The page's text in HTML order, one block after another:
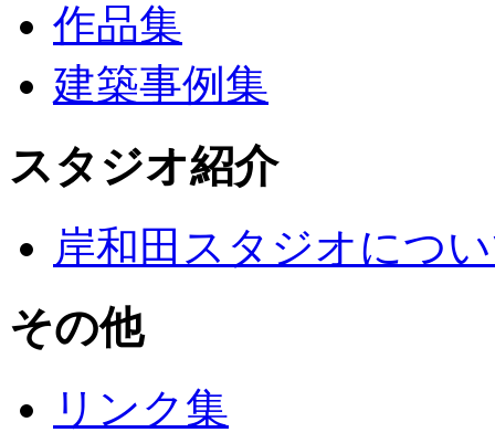
作品集
建築事例集
スタジオ紹介
岸和田スタジオにつ
その他
リンク集